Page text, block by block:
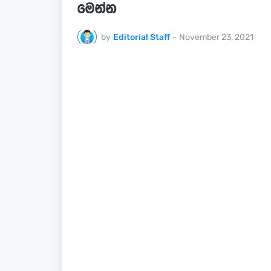
මෙන්න
by Editorial Staff - November 23, 2021